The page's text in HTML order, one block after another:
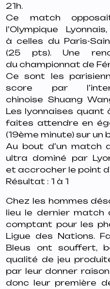
21h.
Ce match
l’Olympique
à celles du Paris-
(25 pts). Une
du championnat de
Ce sont les
score par
chinoise Shuang
Les lyonnaises quant
faites attendre en
(19ème minute) sur un
Au bout d’un match
ultra dominé par
et accrocher le point
Résultat : 1 à 1
Chez les hommes
lieu le dernier match
comptant pour les
Ligue des Nations.
Bleus ont souffert,
qualité de jeu
par leur donner
donc leur première